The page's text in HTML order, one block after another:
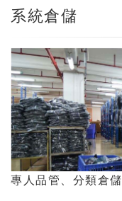
系統倉儲
專人品管、分類倉儲